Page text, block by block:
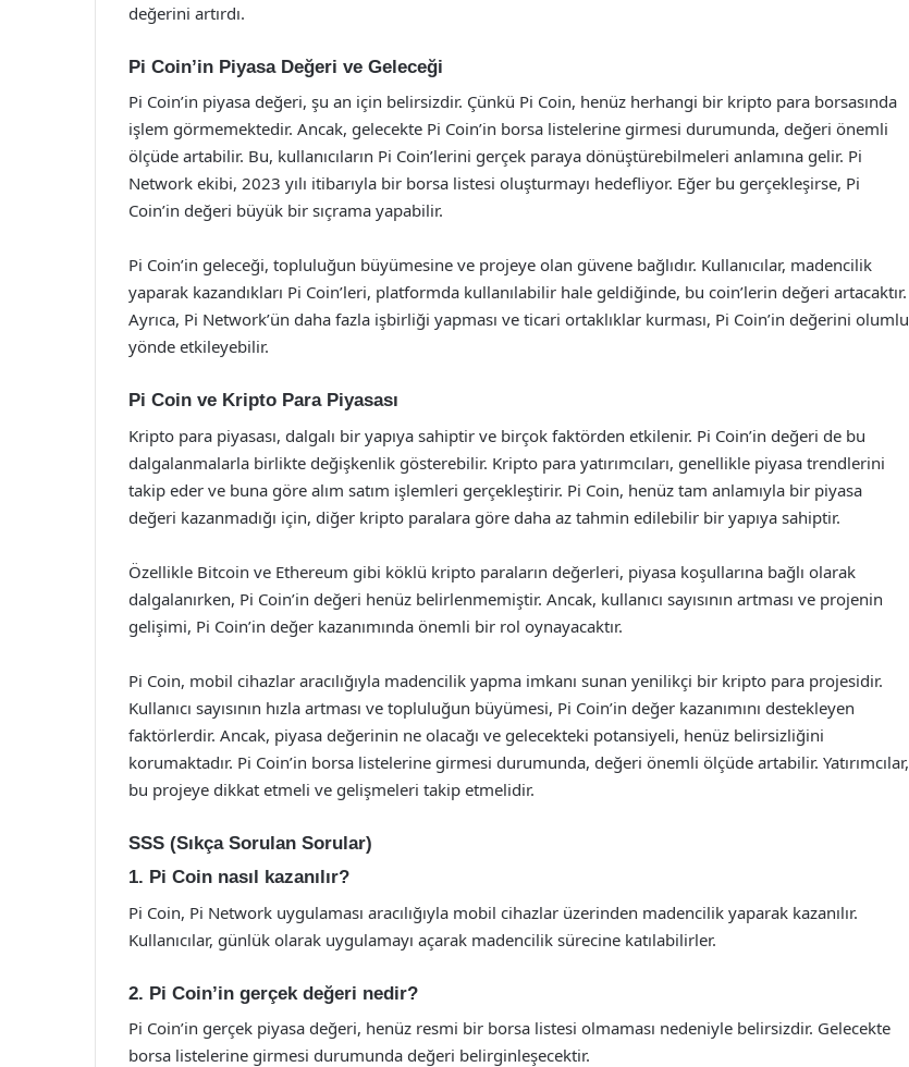
değerini artırdı.
Pi Coin’in Piyasa Değeri ve Geleceği
Pi Coin’in piyasa değeri, şu an için belirsizdir. Çünkü Pi Coin, henüz herhangi bir kripto para borsasında
işlem görmemektedir. Ancak, gelecekte Pi Coin’in borsa listelerine girmesi durumunda, değeri önemli
ölçüde artabilir. Bu, kullanıcıların Pi Coin’lerini gerçek paraya dönüştürebilmeleri anlamına gelir. Pi
Network ekibi, 2023 yılı itibarıyla bir borsa listesi oluşturmayı hedefliyor. Eğer bu gerçekleşirse, Pi
Coin’in değeri büyük bir sıçrama yapabilir.
Pi Coin’in geleceği, topluluğun büyümesine ve projeye olan güvene bağlıdır. Kullanıcılar, madencilik
yaparak kazandıkları Pi Coin’leri, platformda kullanılabilir hale geldiğinde, bu coin’lerin değeri artacaktır.
Ayrıca, Pi Network’ün daha fazla işbirliği yapması ve ticari ortaklıklar kurması, Pi Coin’in değerini olumlu
yönde etkileyebilir.
Pi Coin ve Kripto Para Piyasası
Kripto para piyasası, dalgalı bir yapıya sahiptir ve birçok faktörden etkilenir. Pi Coin’in değeri de bu
dalgalanmalarla birlikte değişkenlik gösterebilir. Kripto para yatırımcıları, genellikle piyasa trendlerini
takip eder ve buna göre alım satım işlemleri gerçekleştirir. Pi Coin, henüz tam anlamıyla bir piyasa
değeri kazanmadığı için, diğer kripto paralara göre daha az tahmin edilebilir bir yapıya sahiptir.
Özellikle Bitcoin ve Ethereum gibi köklü kripto paraların değerleri, piyasa koşullarına bağlı olarak
dalgalanırken, Pi Coin’in değeri henüz belirlenmemiştir. Ancak, kullanıcı sayısının artması ve projenin
gelişimi, Pi Coin’in değer kazanımında önemli bir rol oynayacaktır.
Pi Coin, mobil cihazlar aracılığıyla madencilik yapma imkanı sunan yenilikçi bir kripto para projesidir.
Kullanıcı sayısının hızla artması ve topluluğun büyümesi, Pi Coin’in değer kazanımını destekleyen
faktörlerdir. Ancak, piyasa değerinin ne olacağı ve gelecekteki potansiyeli, henüz belirsizliğini
korumaktadır. Pi Coin’in borsa listelerine girmesi durumunda, değeri önemli ölçüde artabilir. Yatırımcılar,
bu projeye dikkat etmeli ve gelişmeleri takip etmelidir.
SSS (Sıkça Sorulan Sorular)
1. Pi Coin nasıl kazanılır?
Pi Coin, Pi Network uygulaması aracılığıyla mobil cihazlar üzerinden madencilik yaparak kazanılır.
Kullanıcılar, günlük olarak uygulamayı açarak madencilik sürecine katılabilirler.
2. Pi Coin’in gerçek değeri nedir?
Pi Coin’in gerçek piyasa değeri, henüz resmi bir borsa listesi olmaması nedeniyle belirsizdir. Gelecekte
borsa listelerine girmesi durumunda değeri belirginleşecektir.